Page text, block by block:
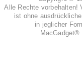
Alle Rechte vorbehalten!
ist ohne
in jeglicher
MacGadget®